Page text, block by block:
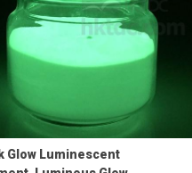
Glow Luminescent